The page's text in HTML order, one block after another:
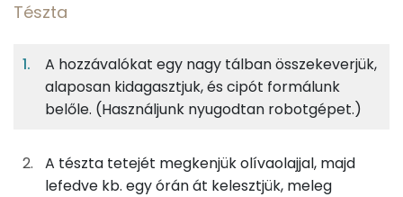
Tészta
38g víz
0 kcal
10%
Fehérje
25%
Szénhidrát
12%
Zsír
53%
Víz
Nátrium
Tészta
A hozzávalókat egy nagy tálban összekeverjük,
alaposan kidagasztjuk, és cipót formálunk
belőle. (Használjunk nyugodtan robotgépet.)
A tészta tetejét megkenjük olívaolajjal, majd
lefedve kb. egy órán át kelesztjük, meleg